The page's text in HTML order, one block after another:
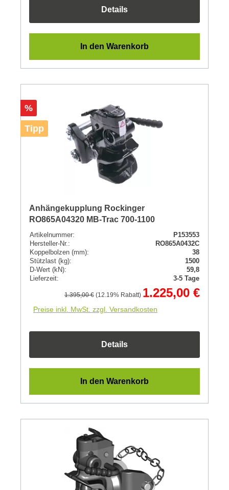
Details
In den Warenkorb
Rabatt
%
Tipp
Anhängekupplung Rockinger
RO865A04320 MB-Trac 700-1100
Artikelnummer:
P153553
Hersteller-Nr.:
RO865A0432C
Koppelbolzen (mm):
38
Stützlast (kg):
1500
D-Wert (kN):
59,8
Lieferzeit:
3-5 Tage
1.395,00 € (12.19% Rabatt) 1.225,00 €
Preise inkl. MwSt. zzgl. Versandkosten
Details
In den Warenkorb